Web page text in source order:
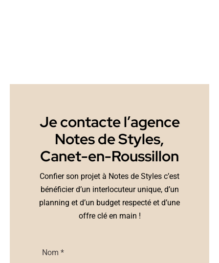
Je contacte l’agence
Notes de Styles,
Canet-en-Roussillon
Confier son projet à Notes de Styles c’est
bénéficier d’un interlocuteur unique, d’un
planning et d’un budget respecté et d’une
offre clé en main !